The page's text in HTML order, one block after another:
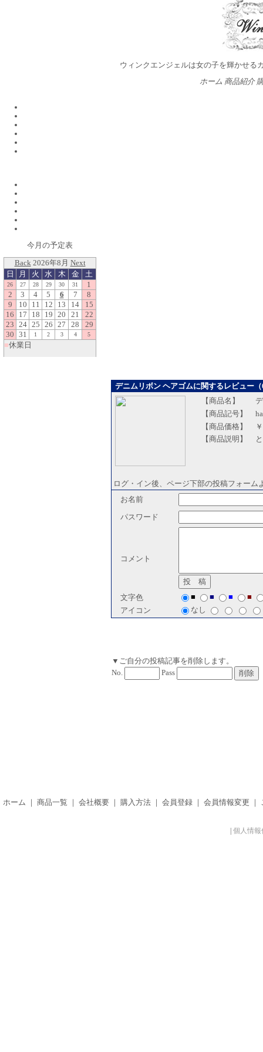
ウィンクエンジェルは女の子を輝かせる
ホーム 商品紹介
今月の予定表
デニムリボン ヘアゴムに関するレビュー
【商品名】
【商品記号】
【商品価格】
【商品説明】
ログ・イン後、ページ下部の投稿フォー
お名前
パスワード
コメント
文字色 ■ ■ ■
■
アイコン
なし
▼ご自分の投稿記事を削除します。
No.
Pass
ホーム ｜ 商品一覧 ｜ 会社概要 ｜ 購入方法 ｜ 会員登録 ｜ 会員情報変更 ｜
個人情報